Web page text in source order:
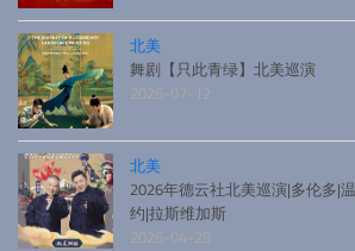
北美
舞剧【只此青绿】北美巡演
2026-07-12
北美
2026年德云社北美巡演|多伦多|
约|拉斯维加斯
2026-04-29